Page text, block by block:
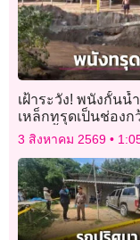
เฝ้าระวัง! พนังกั้นน้
เหล็กทรุดเป็นช่องก
เมตรน้ำป่าทะลักท่ว
3 สิงหาคม 2569